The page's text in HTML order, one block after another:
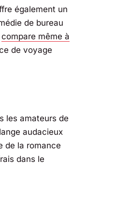
également un
de bureau
compare même à
de voyage
les amateurs de
audacieux
de la romance
dans le